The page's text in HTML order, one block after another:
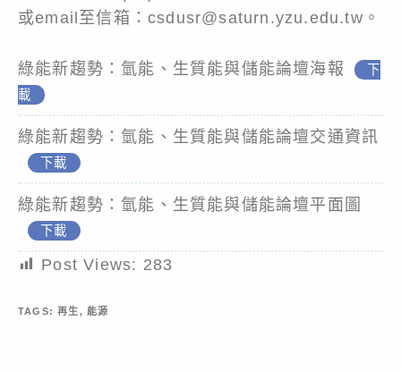
或email至信箱：csdusr@saturn.yzu.edu.tw。
綠能新趨勢：氫能、生質能與儲能論壇海報
下
載
綠能新趨勢：氫能、生質能與儲能論壇交通資訊
下載
綠能新趨勢：氫能、生質能與儲能論壇平面圖
下載
Post Views: 283
TAGS:再生, 能源